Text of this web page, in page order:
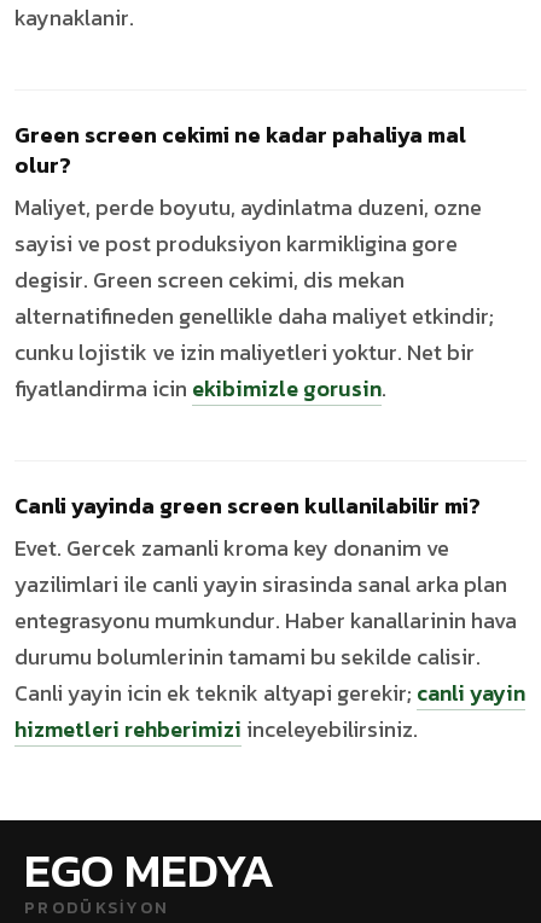
kaynaklanir.
Green screen cekimi ne kadar pahaliya mal
olur?
Maliyet, perde boyutu, aydinlatma duzeni, ozne
sayisi ve post produksiyon karmikligina gore
degisir. Green screen cekimi, dis mekan
alternatifineden genellikle daha maliyet etkindir;
cunku lojistik ve izin maliyetleri yoktur. Net bir
fiyatlandirma icin ekibimizle gorusin.
Canli yayinda green screen kullanilabilir mi?
Evet. Gercek zamanli kroma key donanim ve
yazilimlari ile canli yayin sirasinda sanal arka plan
entegrasyonu mumkundur. Haber kanallarinin hava
durumu bolumlerinin tamami bu sekilde calisir.
Canli yayin icin ek teknik altyapi gerekir; canli yayin
hizmetleri rehberimizi inceleyebilirsiniz.
EGO MEDYA
PRODÜKSIYON